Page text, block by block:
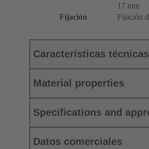
17 mm
Fijación
Fijación
Características técnicas
Material properties
Specifications and
Datos comerciales